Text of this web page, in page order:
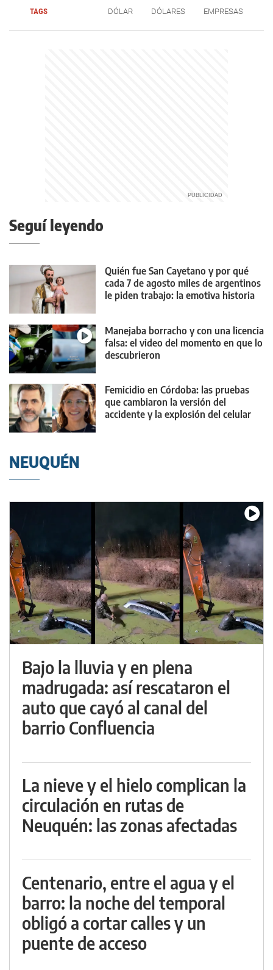
TAGS DÓLAR DÓLARES EMPRESAS
Seguí leyendo
Quién fue San Cayetano y por qué
cada 7 de agosto miles de argentinos
le piden trabajo: la emotiva historia
Manejaba borracho y con una licencia
falsa: el video del momento en que lo
descubrieron
Femicidio en Córdoba: las pruebas
que cambiaron la versión del
accidente y la explosión del celular
NEUQUÉN
Bajo la lluvia y en plena
madrugada: así rescataron el
auto que cayó al canal del
barrio Confluencia
La nieve y el hielo complican la
circulación en rutas de
Neuquén: las zonas afectadas
Centenario, entre el agua y el
barro: la noche del temporal
obligó a cortar calles y un
puente de acceso